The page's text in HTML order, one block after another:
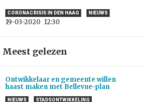
CORONACRISIS IN DEN HAAG NIEUWS
19-03-2020 12:30
Meest gelezen
Ontwikkelaar en gemeente willen
haast maken met Bellevue-plan
NIEUWS STADSONTWIKKELING